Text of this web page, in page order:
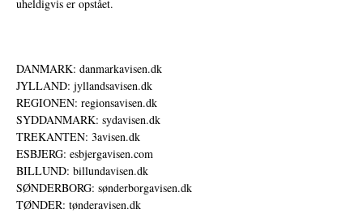
uheldigvis er opstået.
DANMARK: danmarkavisen.dk
JYLLAND: jyllandsavisen.dk
REGIONEN: regionsavisen.dk
SYDDANMARK: sydavisen.dk
TREKANTEN: 3avisen.dk
ESBJERG: esbjergavisen.com
BILLUND: billundavisen.dk
SØNDERBORG: sønderborgavisen.dk
TØNDER: tønderavisen.dk